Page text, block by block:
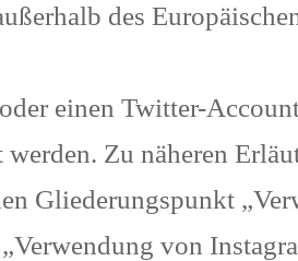
des
einen Twitter-
Zu näheren
Gliederungspunkt
von